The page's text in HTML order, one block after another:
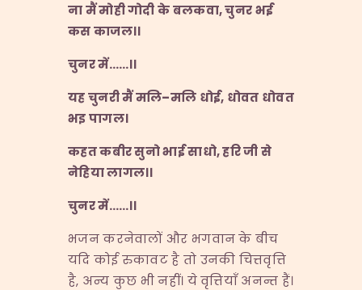
ना मैं मोही गोदी के बलकवा,चुनर भई
कस काजल।।
चुनर में……।।
यह चुनरी मैं मलि–मलि धोई, धोवत धोवत
भइ पागल।
कहत कबीर सुनो भाई साधो,हरि जी से
नेहिया लागल।।
चुनर में……।।
भजन करनेवालों और भगवान के बीच
यदि कोई रुकावट है तो उनकी चित्तवृत्ति
है, अन्य कुछ भी नहीं। ये वृत्तियाँ अनन्त हैं।